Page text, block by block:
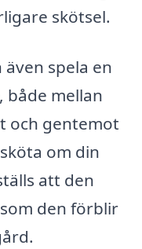
skötsel.
spela en
både mellan
och gentemot
om din
att den
den förblir